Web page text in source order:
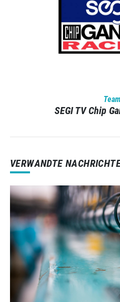
Team
SEGI TV Chip
VERWANDTE